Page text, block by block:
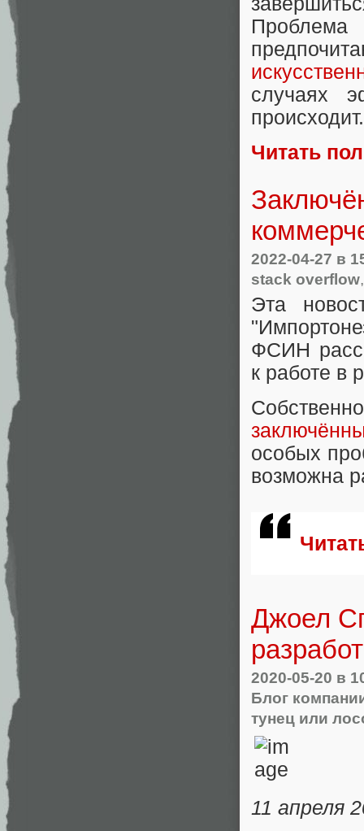
случаях
происходит.
Читать
2022-04-27 в
stack overflow
Эта
ФСИН
к работе в
особых
возможна
Джоел
2020-05-20 в
Блог
тунец или
11 апреля